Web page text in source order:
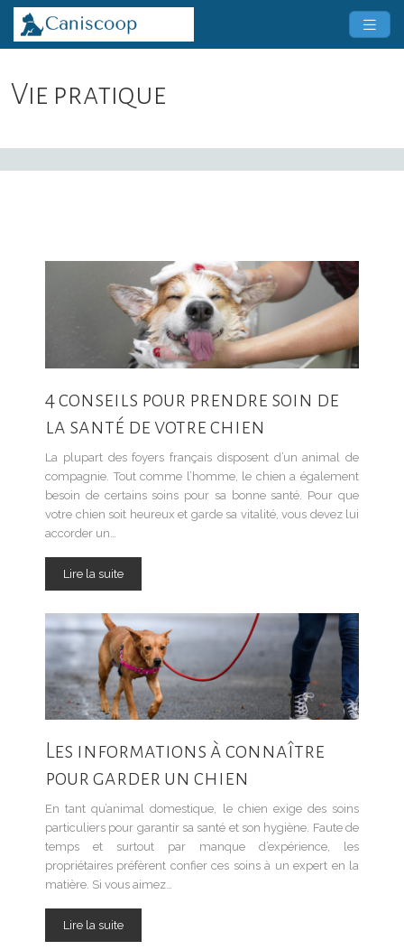
Vie pratique
4 conseils pour prendre soin de
la santé de votre chien
La plupart des foyers français disposent d’un animal de
compagnie. Tout comme l’homme, le chien a également
besoin de certains soins pour sa bonne santé. Pour que
votre chien soit heureux et garde sa vitalité, vous devez lui
accorder un…
Lire la suite
Les informations à connaître
pour garder un chien
En tant qu’animal domestique, le chien exige des soins
particuliers pour garantir sa santé et son hygiène. Faute de
temps et surtout par manque d’expérience, les
propriétaires préfèrent confier ces soins à un expert en la
matière. Si vous aimez…
Lire la suite